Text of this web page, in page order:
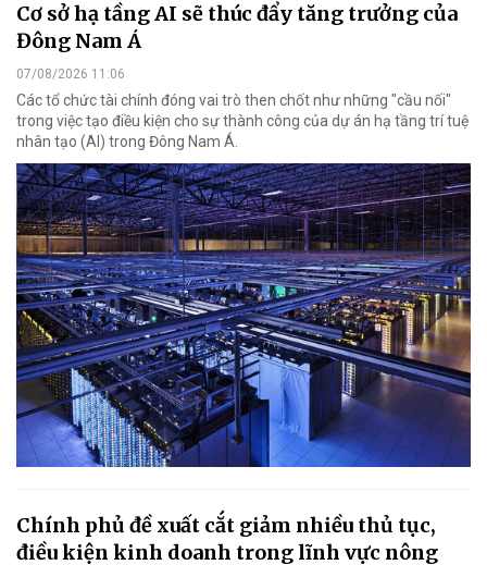
Cơ sở hạ tầng AI sẽ thúc đẩy tăng trưởng của
Đông Nam Á
07/08/2026 11:06
Các tổ chức tài chính đóng vai trò then chốt như những "cầu nối"
trong việc tạo điều kiện cho sự thành công của dự án hạ tầng trí tuệ
nhân tạo (AI) trong Đông Nam Á.
Chính phủ đề xuất cắt giảm nhiều thủ tục,
điều kiện kinh doanh trong lĩnh vực nông